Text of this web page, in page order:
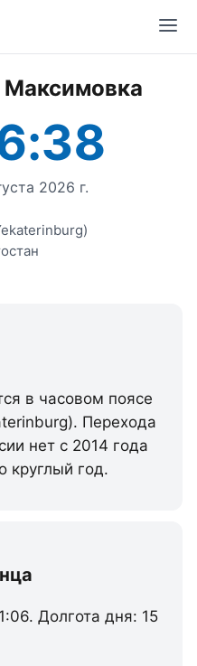
Максимовка
2026 г.
в часовом поясе
Перехода
нет с 2014 года
круглый год.
Долгота дня: 15